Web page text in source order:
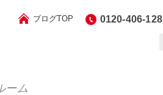
ブログTOP 0120-406-128
ーム